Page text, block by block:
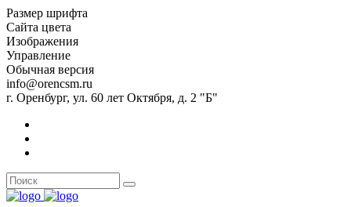
Размер шрифта
Сайта цвета
Изображения
Управление
Обычная версия
info@orencsm.ru
г. Оренбург, ул. 60 лет Октября, д. 2 "Б"